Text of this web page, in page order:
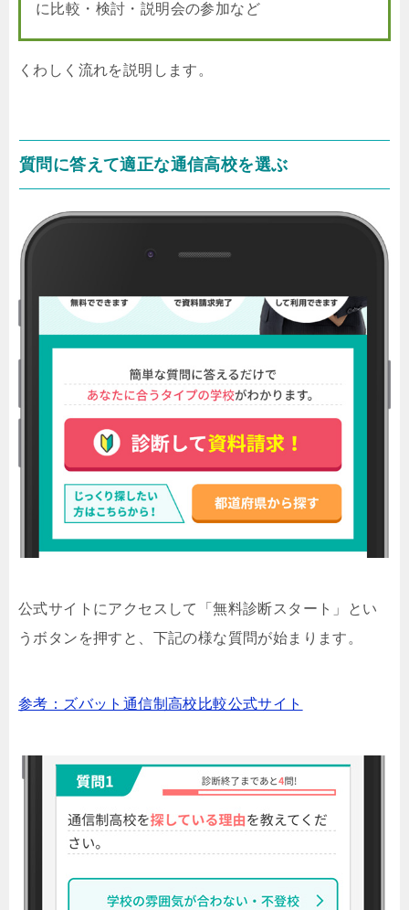
に比較・検討・説明会の参加など
くわしく流れを説明します。
質問に答えて適正な通信高校を選ぶ
公式サイトにアクセスして「無料診断スタート」とい
うボタンを押すと、下記の様な質問が始まります。
参考：ズバット通信制高校比較公式サイト